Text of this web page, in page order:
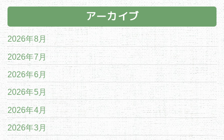
アーカイブ
2026年8月
2026年7月
2026年6月
2026年5月
2026年4月
2026年3月